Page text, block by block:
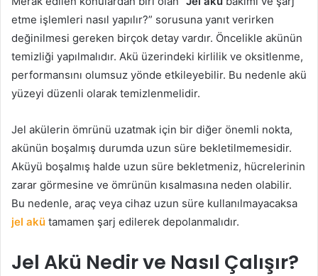
etme işlemleri nasıl yapılır?” sorusuna yanıt verirken
değinilmesi gereken birçok detay vardır. Öncelikle akünün
temizliği yapılmalıdır. Akü üzerindeki kirlilik ve oksitlenme,
performansını olumsuz yönde etkileyebilir. Bu nedenle akü
yüzeyi düzenli olarak temizlenmelidir.
Jel akülerin ömrünü uzatmak için bir diğer önemli nokta,
akünün boşalmış durumda uzun süre bekletilmemesidir.
Aküyü boşalmış halde uzun süre bekletmeniz, hücrelerinin
zarar görmesine ve ömrünün kısalmasına neden olabilir.
Bu nedenle, araç veya cihaz uzun süre kullanılmayacaksa
jel akü tamamen şarj edilerek depolanmalıdır.
Jel Akü Nedir ve Nasıl Çalışır?